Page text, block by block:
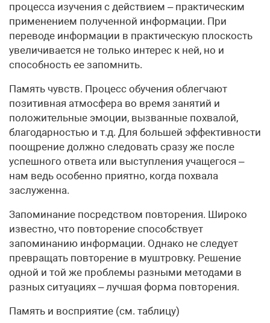
процесса изучения с действием – практическим
применением полученной информации. При
переводе информации в практическую плоскость
увеличивается не только интерес к ней, но и
способность ее запомнить.
Память чувств. Процесс обучения облегчают
позитивная атмосфера во время занятий и
положительные эмоции, вызванные похвалой,
благодарностью и т.д. Для большей эффективности
поощрение должно следовать сразу же после
успешного ответа или выступления учащегося –
нам ведь особенно приятно, когда похвала
заслуженна.
Запоминание посредством повторения. Широко
известно, что повторение способствует
запоминанию информации. Однако не следует
превращать повторение в муштровку. Решение
одной и той же проблемы разными методами в
разных ситуациях – лучшая форма повторения.
Память и восприятие (см. таблицу)